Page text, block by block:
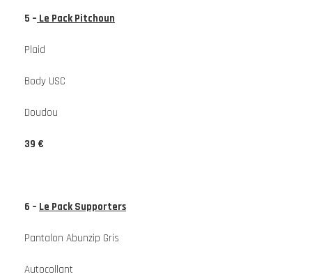
5 – Le Pack Pitchoun
Plaid
Body USC
Doudou
39 €
6 – Le Pack Supporters
Pantalon Abunzip Gris
Autocollant